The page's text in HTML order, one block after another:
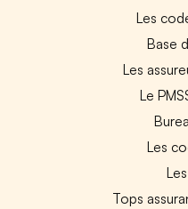
Les
Base
Les
Le
Les
Tops